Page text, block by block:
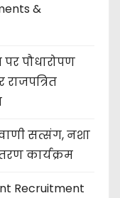
&
पौधारोपण
राजपत्रित
सत्संग, नशा
कार्यक्रम
Recruitment